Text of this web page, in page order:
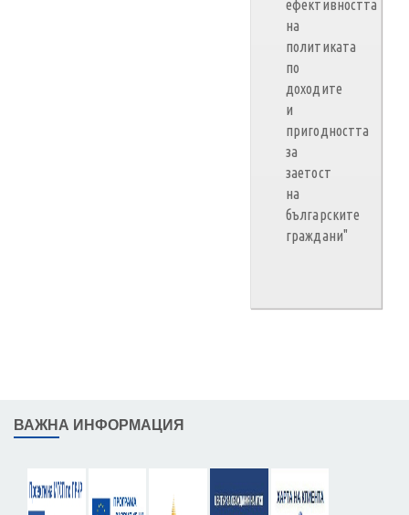
ефективността
на
политиката
по
доходите
и
пригодността
за
заетост
на
българските
граждани"
ВАЖНА ИНФОРМАЦИЯ